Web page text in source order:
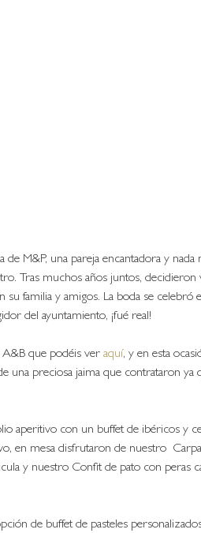
M&P, una pareja encantadora y nada
Tras muchos años juntos, decidieron
familia y amigos. La boda se celebró
del ayuntamiento, ¡fué real!
A&B que podéis ver aquí, y en esta
una preciosa jaima que contrataron ya
aperitivo con un buffet de ibéricos y
en mesa disfrutaron de nuestro
y nuestro Confit de pato con peras
de buffet de pasteles